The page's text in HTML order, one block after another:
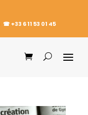
☎︎+33 6 11 53 01 45